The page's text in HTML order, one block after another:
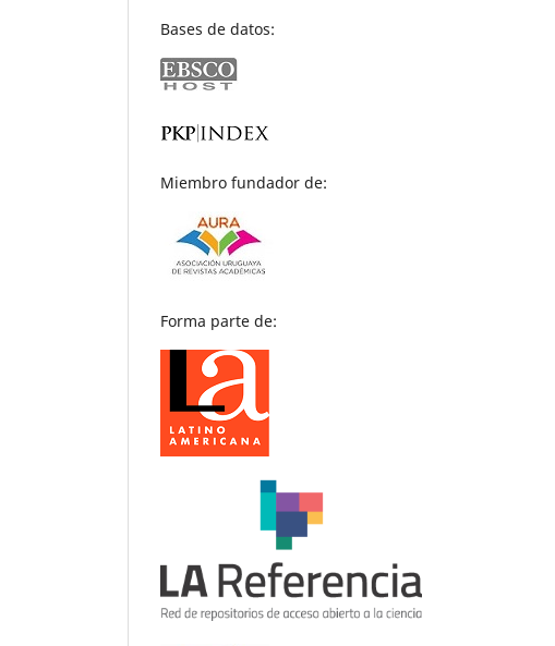
Bases de datos:
Miembro fundador de:
Forma parte de: